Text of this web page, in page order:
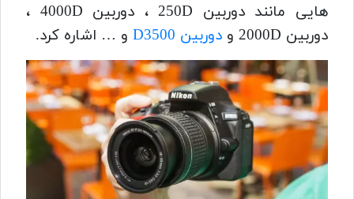
هایی مانند دوربین 250D ، دوربین 4000D ،
دوربین 2000D و
دوربین D3500 و … اشاره کرد.